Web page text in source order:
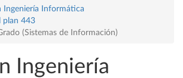
Ingeniería Informática
plan 443
(Sistemas de Información)
Ingeniería